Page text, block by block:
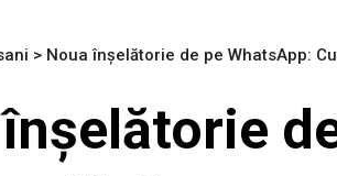
> Noua înșelătorie de pe WhatsApp: